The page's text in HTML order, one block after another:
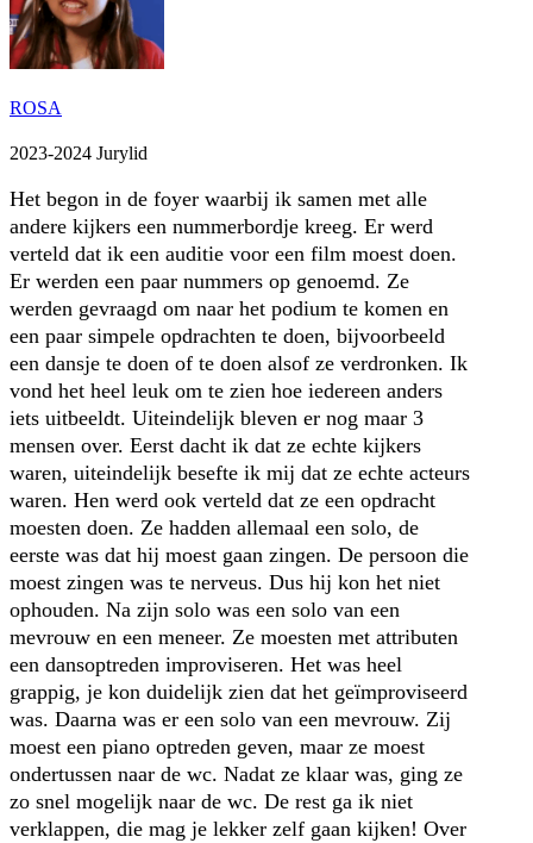
ROSA
2023-2024 Jurylid
Het begon in de foyer waarbij ik samen met alle
andere kijkers een nummerbordje kreeg. Er werd
verteld dat ik een auditie voor een film moest doen.
Er werden een paar nummers op genoemd. Ze
werden gevraagd om naar het podium te komen en
een paar simpele opdrachten te doen, bijvoorbeeld
een dansje te doen of te doen alsof ze verdronken. Ik
vond het heel leuk om te zien hoe iedereen anders
iets uitbeeldt. Uiteindelijk bleven er nog maar 3
mensen over. Eerst dacht ik dat ze echte kijkers
waren, uiteindelijk besefte ik mij dat ze echte acteurs
waren. Hen werd ook verteld dat ze een opdracht
moesten doen. Ze hadden allemaal een solo, de
eerste was dat hij moest gaan zingen. De persoon die
moest zingen was te nerveus. Dus hij kon het niet
ophouden. Na zijn solo was een solo van een
mevrouw en een meneer. Ze moesten met attributen
een dansoptreden improviseren. Het was heel
grappig, je kon duidelijk zien dat het geïmproviseerd
was. Daarna was er een solo van een mevrouw. Zij
moest een piano optreden geven, maar ze moest
ondertussen naar de wc. Nadat ze klaar was, ging ze
zo snel mogelijk naar de wc. De rest ga ik niet
verklappen, die mag je lekker zelf gaan kijken! Over